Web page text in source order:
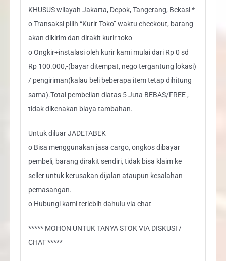
KHUSUS wilayah Jakarta, Depok, Tangerang, Bekasi *
o Transaksi pilih “Kurir Toko” waktu checkout, barang
akan dikirim dan dirakit kurir toko
o Ongkir+instalasi oleh kurir kami mulai dari Rp 0 sd
Rp 100.000,-(bayar ditempat, nego tergantung lokasi)
/ pengiriman(kalau beli beberapa item tetap dihitung
sama).Total pembelian diatas 5 Juta BEBAS/FREE ,
tidak dikenakan biaya tambahan.
Untuk diluar JADETABEK
o Bisa menggunakan jasa cargo, ongkos dibayar
pembeli, barang dirakit sendiri, tidak bisa klaim ke
seller untuk kerusakan dijalan ataupun kesalahan
pemasangan.
o Hubungi kami terlebih dahulu via chat
***** MOHON UNTUK TANYA STOK VIA DISKUSI /
CHAT *****